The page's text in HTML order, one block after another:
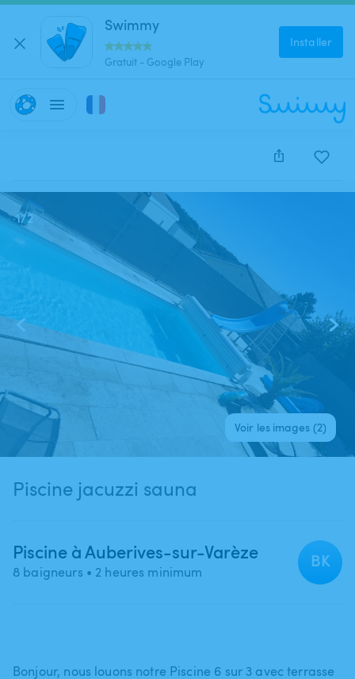
Swimmy
Gratuit - Google Play
Installer
Cette annonce est close et ne peut être réservée.
1/2
Voir les images (2)
Piscine jacuzzi sauna
Piscine à Auberives-sur-Varèze
8 baigneurs • 2 heures minimum
BK
Bonjour​,​ nous louons notre Piscine 6 sur 3 avec terrasse